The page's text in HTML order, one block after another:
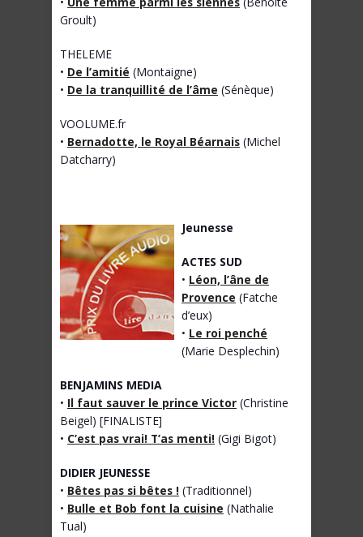
Groult)
THELEME
• De l’amitié (Montaigne)
• De la tranquillité de l’âme (Sénèque)
VOOLUME.fr
• Bernadotte, le Royal Béarnais (Michel
Datcharry)
Jeunesse
ACTES SUD
• Léon, l’âne de
Provence (Fatche
d’eux)
• Le roi penché
(Marie Desplechin)
BENJAMINS MEDIA
• Il faut sauver le prince Victor (Christine
Beigel) [FINALISTE]
• C’est pas vrai! T’as menti! (Gigi Bigot)
DIDIER JEUNESSE
• Bêtes pas si bêtes ! (Traditionnel)
• Bulle et Bob font la cuisine (Nathalie
Tual)